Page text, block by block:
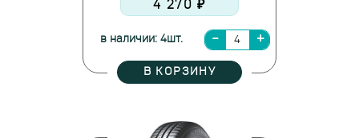
4 270 ₽
в наличии: 4шт.
В КОРЗИНУ